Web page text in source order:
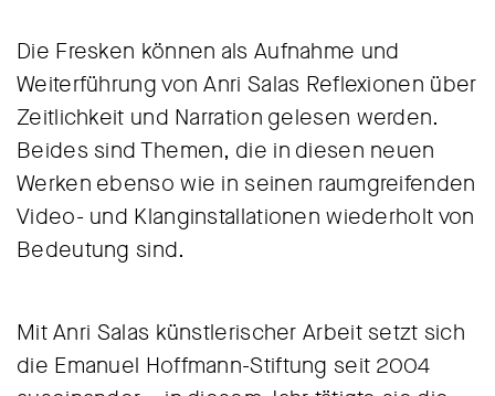
Die Fresken können als Aufnahme und
Weiterführung von Anri Salas Reflexionen über
Zeitlichkeit und Narration gelesen werden.
Beides sind Themen, die in diesen neuen
Werken ebenso wie in seinen raumgreifenden
Video- und Klanginstallationen wiederholt von
Bedeutung sind.
Mit Anri Salas künstlerischer Arbeit setzt sich
die Emanuel Hoffmann-Stiftung seit 2004